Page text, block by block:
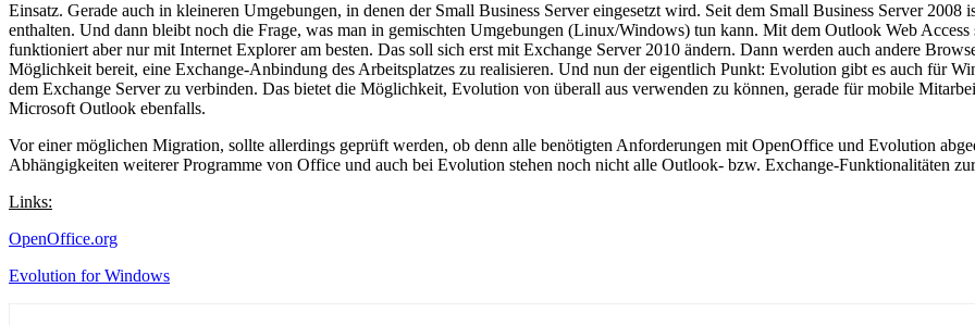
Einsatz. Gerade auch in kleineren Umgebungen, in denen der Small Business Server eingesetzt wird. Seit dem Small Business Server
enthalten. Und dann bleibt noch die Frage, was man in gemischten Umgebungen (Linux/Windows) tun kann. Mit dem Outlook Web
funktioniert aber nur mit Internet Explorer am besten. Das soll sich erst mit Exchange Server 2010 ändern. Dann werden auch andere
Möglichkeit bereit, eine Exchange-Anbindung des Arbeitsplatzes zu realisieren. Und nun der eigentlich Punkt: Evolution gibt es auch für
dem Exchange Server zu verbinden. Das bietet die Möglichkeit, Evolution von überall aus verwenden zu können, gerade für mobile
Microsoft Outlook ebenfalls.
Vor einer möglichen Migration, sollte allerdings geprüft werden, ob denn alle benötigten Anforderungen mit OpenOffice und Evolution
Abhängigkeiten weiterer Programme von Office und auch bei Evolution stehen noch nicht alle Outlook- bzw. Exchange-Funktionalitäten
Links:
OpenOffice.org
Evolution for Windows